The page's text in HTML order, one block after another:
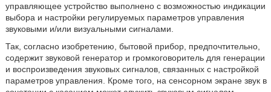
управляющее устройство выполнено с возможностью индикации
выбора и настройки регулируемых параметров управления
звуковыми и/или визуальными сигналами.
Так, согласно изобретению, бытовой прибор, предпочтительно,
содержит звуковой генератор и громкоговоритель для генерации
и воспроизведения звуковых сигналов, связанных с настройкой
параметров управления. Кроме того, на сенсорном экране звук в